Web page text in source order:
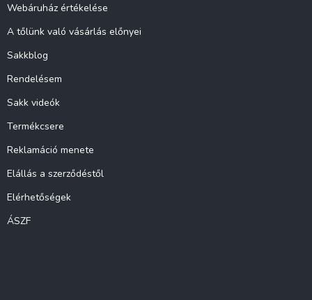
Webáruház értékelése
A tőlünk való vásárlás előnyei
Sakkblog
Rendelésem
Sakk videók
Termékcsere
Reklamáció menete
Elállás a szerződéstől
Elérhetőségek
ÁSZF